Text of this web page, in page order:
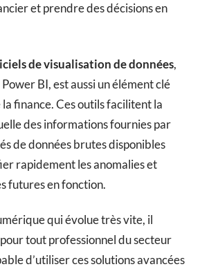
et prendre des décisions en
de visualisation de données,
BI, est aussi un élément clé
finance. Ces outils facilitent la
des informations fournies par
de données brutes disponibles
rapidement les anomalies et
futures en fonction.
qui évolue très vite, il
tout professionnel du secteur
d’utiliser ces solutions avancées